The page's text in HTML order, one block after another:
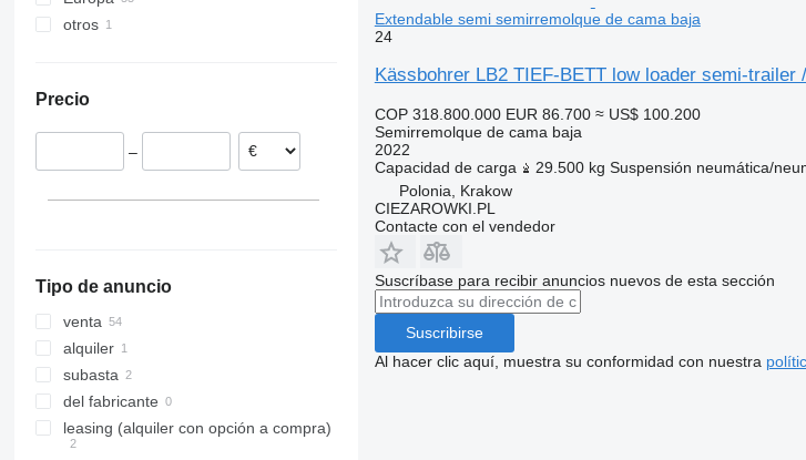
Alemania
Hungría
otros
Precio
–
Tipo de anuncio
venta
alquiler
subasta
del fabricante
leasing (alquiler con opción a compra)
Extendable semi semirremolque de cama baja
24
Kässbohrer LB2 TIEF-BETT low loader semi-trailer
COP 318.800.000 EUR 86.700 ≈ US$ 100.200
Semirremolque de cama baja
2022
Capacidad de carga
29.500 kg Suspensión neumática/
Polonia, Krakow
CIEZAROWKI.PL
Contacte con el vendedor
Suscríbase para recibir anuncios nuevos de esta sección
Suscribirse
Al hacer clic aquí, muestra su conformidad con nuestra